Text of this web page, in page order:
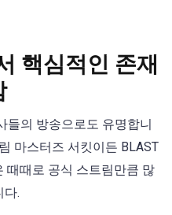
핵심적인 존재
들의 방송으로도 유명합니
마스터즈 서킷이든 BLAST
때때로 공식 스트림만큼 많
다.